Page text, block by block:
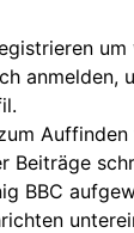
anmelden,
Beiträge
BBC